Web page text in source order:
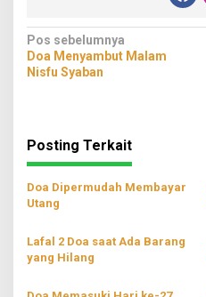
Navigasi
pos
Pos sebelumnya
Doa Menyambut Malam
Nisfu Syaban
Posting Terkait
Doa Dipermudah Membayar
Utang
Lafal 2 Doa saat Ada Barang
yang Hilang